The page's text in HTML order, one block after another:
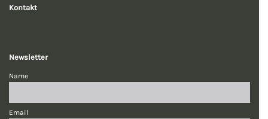
Kontakt
Newsletter
Name
Email